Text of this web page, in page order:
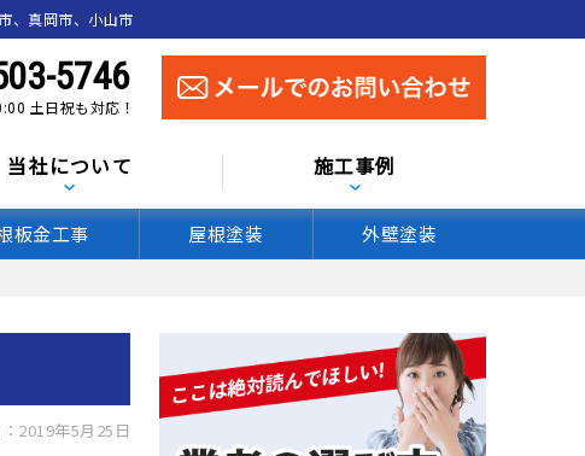
、真岡市、小山市
5746
土日祝も対応！
当社について 施工事例
板金工事 屋根塗装 外壁塗装
2019年5月25日